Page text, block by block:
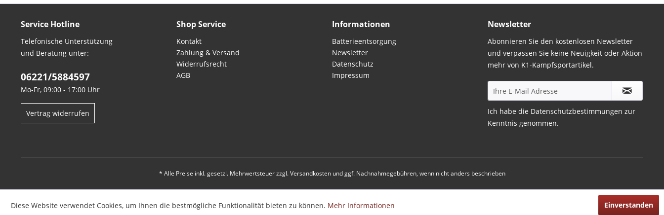
Service Hotline
Telefonische Unterstützung
und Beratung unter:
06221/5884597
Mo-Fr, 09:00 - 17:00 Uhr
Vertrag widerrufen
Shop Service
Kontakt
Zahlung & Versand
Widerrufsrecht
AGB
Informationen
Batterieentsorgung
Newsletter
Datenschutz
Impressum
Newsletter
Abonnieren Sie den kostenlosen Newsletter
und verpassen Sie keine Neuigkeit oder Aktion
mehr von K1-Kampfsportartikel.
Ich habe die Datenschutzbestimmungen zur
Kenntnis genommen.
* Alle Preise inkl. gesetzl. Mehrwertsteuer zzgl.Versandkostenund ggf. Nachnahmegebühren, wenn nicht anders beschrieben
Diese Website verwendet Cookies, um Ihnen die bestmögliche Funktionalität bieten zu können. Mehr Informationen Einverstanden